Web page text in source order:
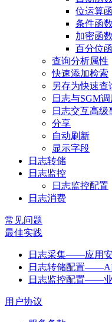
位运算
条件函数
加密函数
百分位
查询分析属性
快速添加检索
另存为快速查
日志与SGM
日志交互高级
分享
自动刷新
显示字段
日志转储
日志监控
日志监控配置
日志消费
常见问题
最佳实践
日志采集——应用
日志转储配置
日志监控配置——
用户协议